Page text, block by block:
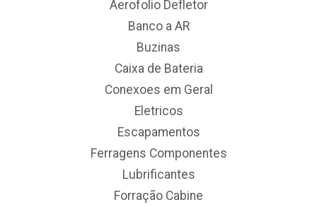
Aerofolio Defletor
Banco a AR
Buzinas
Caixa de Bateria
Conexoes em Geral
Eletricos
Escapamentos
Ferragens Componentes
Lubrificantes
Forração Cabine